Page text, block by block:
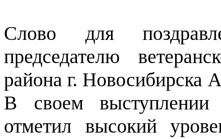
Слово для
председателю
района г. Новосибирска
В своем выступлении
отметил высокий